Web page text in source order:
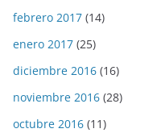
febrero 2017 (14)
enero 2017 (25)
diciembre 2016 (16)
noviembre 2016 (28)
octubre 2016 (11)